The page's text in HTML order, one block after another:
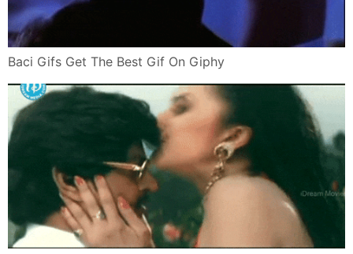
Baci Gifs Get The Best Gif On Giphy